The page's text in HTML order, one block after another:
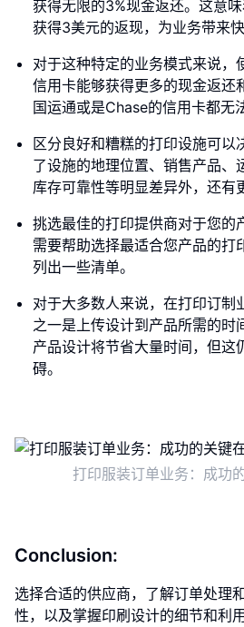
获得无限的3%现金返还。这意
获得3美元的返现，为业务带来快
对于这种特定的业务模式来说，
信用卡能够获得更多的现金返还
国运通或是Chase的信用卡都无
区分良好和糟糕的打印设施可以
了设施的地理位置、销售产品、
库存可靠性等明显差异外，还有
挑选最佳的打印提供商对于您的
需要帮助选择最适合您产品的打
列出一些清单。
对于大多数人来说，在打印订制
之一是上传设计到产品所需的时
产品设计将节省大量时间，但这
碍。
打印服装订单业务：成功
Conclusion:
选择合适的供应商，了解订单处理
性，以及掌握印刷设计的细节和利